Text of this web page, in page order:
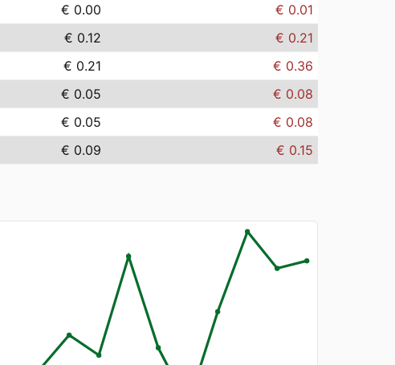
€ 0.00
€ 0.01
€ 0.12
€ 0.21
€ 0.21
€ 0.36
€ 0.05
€ 0.08
€ 0.05
€ 0.08
€ 0.09 € 0.15